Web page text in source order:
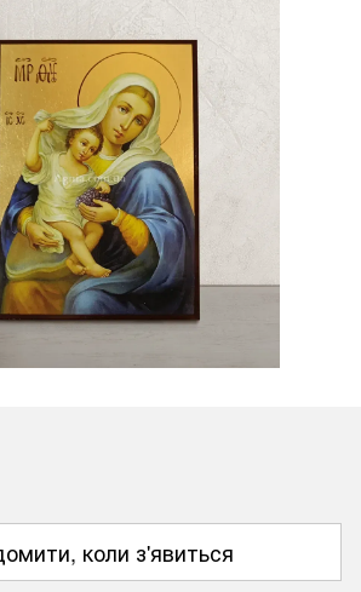
коли з'явиться